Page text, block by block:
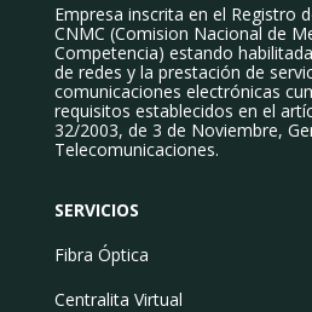
Empresa inscrita en el Registro
CNMC (Comision Nacional de
Competencia) estando
de redes y la prestación de
comunicaciones electrónicas
requisitos establecidos en el
32/2003, de 3 de Noviembre,
Telecomunicaciones.
SERVICIOS
Fibra Óptica
Centralita Virtual